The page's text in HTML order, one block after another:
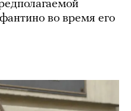
во время его